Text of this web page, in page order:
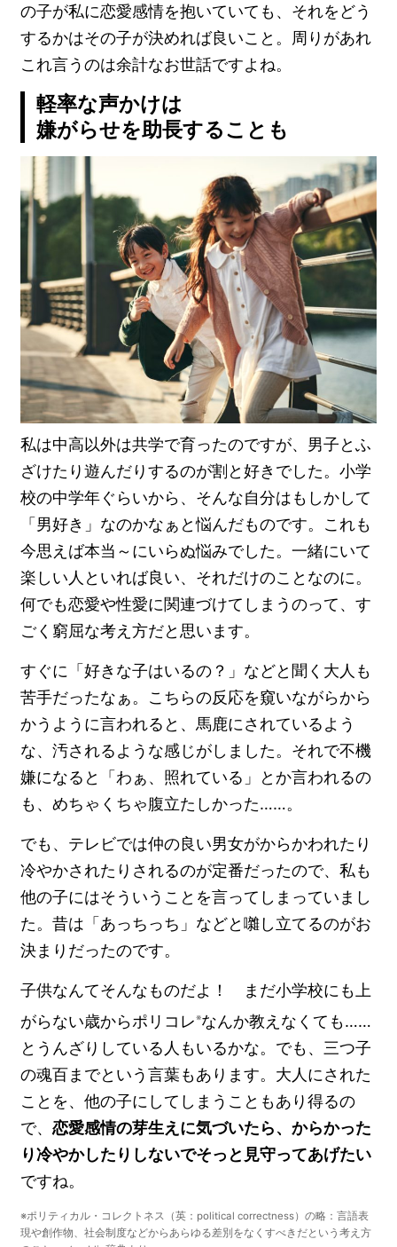
の子が私に恋愛感情を抱いていても、それをどう
するかはその子が決めれば良いこと。周りがあれ
これ言うのは余計なお世話ですよね。
軽率な声かけは
嫌がらせを助長することも
私は中高以外は共学で育ったのですが、男子とふ
ざけたり遊んだりするのが割と好きでした。小学
校の中学年ぐらいから、そんな自分はもしかして
「男好き」なのかなぁと悩んだものです。これも
今思えば本当～にいらぬ悩みでした。一緒にいて
楽しい人といれば良い、それだけのことなのに。
何でも恋愛や性愛に関連づけてしまうのって、す
ごく窮屈な考え方だと思います。
すぐに「好きな子はいるの？」などと聞く大人も
苦手だったなぁ。こちらの反応を窺いながらから
かうように言われると、馬鹿にされているよう
な、汚されるような感じがしました。それで不機
嫌になると「わぁ、照れている」とか言われるの
も、めちゃくちゃ腹立たしかった……。
でも、テレビでは仲の良い男女がからかわれたり
冷やかされたりされるのが定番だったので、私も
他の子にはそういうことを言ってしまっていまし
た。昔は「あっちっち」などと囃し立てるのがお
決まりだったのです。
子供なんてそんなものだよ！ まだ小学校にも上
がらない歳からポリコレ※なんか教えなくても……
とうんざりしている人もいるかな。でも、三つ子
の魂百までという言葉もあります。大人にされた
ことを、他の子にしてしまうこともあり得るの
で、恋愛感情の芽生えに気づいたら、からかった
り冷やかしたりしないでそっと見守ってあげたい
ですね。
※ポリティカル・コレクトネス（英：political correctness）の略：言語表
現や創作物、社会制度などからあらゆる差別をなくすべきだという考え方